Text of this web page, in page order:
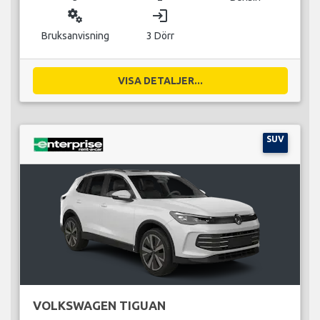
miscellaneous_services
Bruksanvisning
login
3 Dörr
VISA DETALJER...
SUV
VOLKSWAGEN TIGUAN